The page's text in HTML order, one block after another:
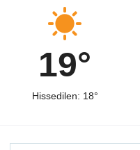
19°
Hissedilen: 18°